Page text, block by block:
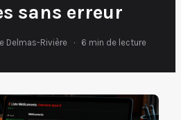
sans erreur
Delmas-Rivière · 6 min de lecture